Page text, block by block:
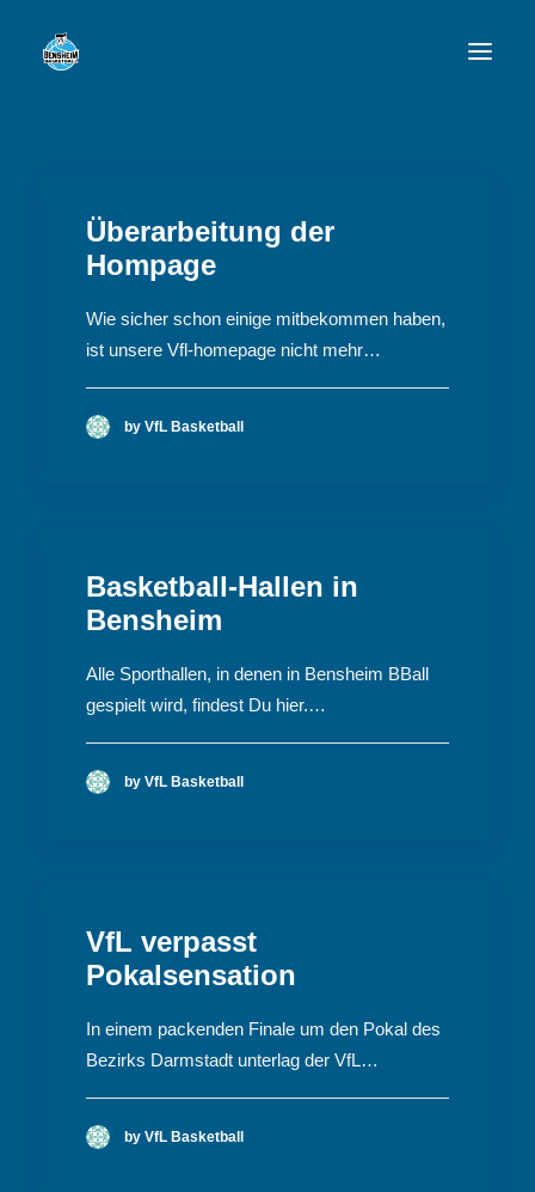
TEAMS
NEWSFEED
FAN-SHOP
Überarbeitung der
Hompage
Wie sicher schon einige mitbekommen haben,
ist unsere Vfl-homepage nicht mehr…
by VfL Basketball
Basketball-Hallen in
Bensheim
Alle Sporthallen, in denen in Bensheim BBall
gespielt wird, findest Du hier.…
by VfL Basketball
VfL verpasst
Pokalsensation
In einem packenden Finale um den Pokal des
Bezirks Darmstadt unterlag der VfL…
by VfL Basketball